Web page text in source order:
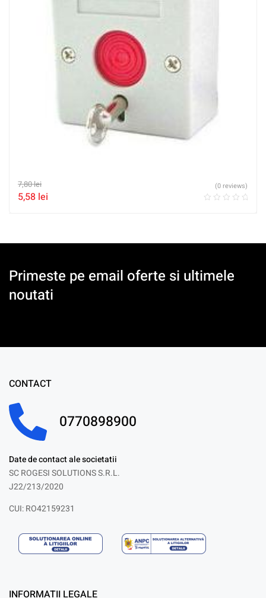
7,80lei
5,58 lei
(0 reviews)
Primeste pe email oferte si ultimele
noutati
CONTACT
0770898900
Date de contact ale societatii
SC ROGESI SOLUTIONS S.R.L.
J22/213/2020
CUI: RO42159231
INFORMATII LEGALE